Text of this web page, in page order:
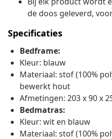
de doos geleverd,
Specificaties
Bedframe:
Kleur: blauw
Materiaal: stof (100%
bewerkt hout
Afmetingen: 203 x 90 x
Bedmatras:
Kleur: wit en blauw
Materiaal: stof (100%